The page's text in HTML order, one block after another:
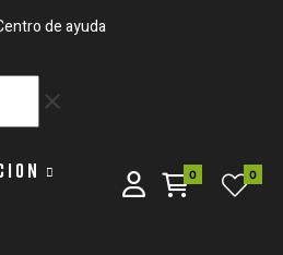
de ayuda
clear
0 0